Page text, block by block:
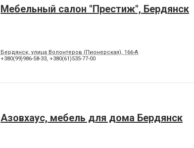
Мебельный салон "Престиж", Бердянск
Бердянск, улица Волонтеров (Пионерская), 166-А
+380(99)986-58-33, +380(61)535-77-00
Азовхаус, мебель для дома Бердянск